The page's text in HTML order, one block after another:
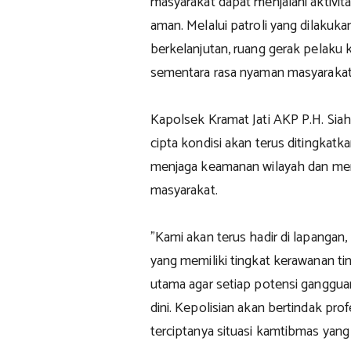
aman. Melalui patroli yang
berkelanjutan, ruang gerak
sementara rasa nyaman
Kapolsek Kramat Jati AKP P.H.
cipta kondisi akan terus
menjaga keamanan wilayah dan
masyarakat.
"Kami akan terus hadir di
yang memiliki tingkat kerawanan
utama agar setiap potensi
dini. Kepolisian akan bertindak
terciptanya situasi kamtibmas